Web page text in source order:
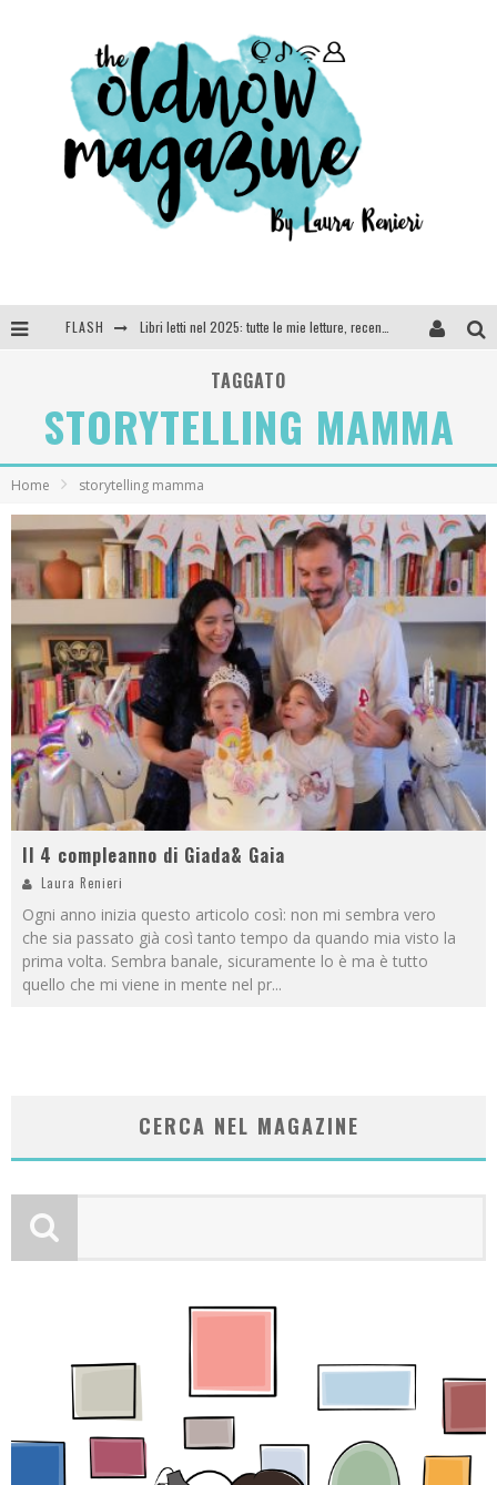
FLASH
SEE YOU AT 5 | Chanel
Anya Taylor-Joy, Jisoo e Willow Smith protagoniste della nuova campagna Dior Addict
TAGGATO
STORYTELLING MAMMA
Home storytelling mamma
Il 4 compleanno di Giada& Gaia
Laura Renieri
Ogni anno inizia questo articolo così: non mi sembra vero
che sia passato già così tanto tempo da quando mia visto la
prima volta. Sembra banale, sicuramente lo è ma è tutto
quello che mi viene in mente nel pr...
CERCA NEL MAGAZINE